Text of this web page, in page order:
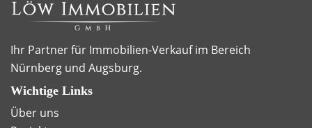
Ihr Partner für Immobilien-Verkauf im Bereich
Nürnberg und Augsburg.
Wichtige Links
Über uns